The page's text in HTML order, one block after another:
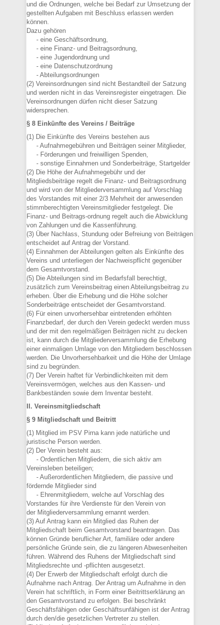
und die Ordnungen, welche bei Bedarf zur Umsetzung der
gestellten Aufgaben mit Beschluss erlassen werden
können.
Dazu gehören
- eine Geschäftsordnung,
- eine Finanz- und Beitragsordnung,
- eine Jugendordnung und
- eine Datenschutzordnung
- Abteilungsordnungen
(2) Vereinsordnungen sind nicht Bestandteil der Satzung
und werden nicht in das Vereinsregister eingetragen. Die
Vereinsordnungen dürfen nicht dieser Satzung
widersprechen.
§ 8 Einkünfte des Vereins / Beiträge
(1) Die Einkünfte des Vereins bestehen aus
- Aufnahmegebühren und Beiträgen seiner Mitglieder,
- Förderungen und freiwilligen Spenden,
- sonstige Einnahmen und Sonderbeiträge, Startgelder
(2) Die Höhe der Aufnahmegebühr und der
Mitgliedsbeiträge regelt die Finanz- und Beitragsordnung
und wird von der Mitgliederversammlung auf Vorschlag
des Vorstandes mit einer 2/3 Mehrheit der anwesenden
stimmberechtigten Vereinsmitglieder festgelegt. Die
Finanz- und Beitrags-ordnung regelt auch die Abwicklung
von Zahlungen und die Kassenführung.
(3) Über Nachlass, Stundung oder Befreiung von Beiträgen
entscheidet auf Antrag der Vorstand.
(4) Einnahmen der Abteilungen gelten als Einkünfte des
Vereins und unterliegen der Nachweispflicht gegenüber
dem Gesamtvorstand.
(5) Die Abteilungen sind im Bedarfsfall berechtigt,
zusätzlich zum Vereinsbeitrag einen Abteilungsbeitrag zu
erheben. Über die Erhebung und die Höhe solcher
Sonderbeiträge entscheidet der Gesamtvorstand.
(6) Für einen unvorhersehbar eintretenden erhöhten
Finanzbedarf, der durch den Verein gedeckt werden muss
und der mit den regelmäßigen Beiträgen nicht zu decken
ist, kann durch die Mitgliederversammlung die Erhebung
einer einmaligen Umlage von den Mitgliedern beschlossen
werden. Die Unvorhersehbarkeit und die Höhe der Umlage
sind zu begründen.
(7) Der Verein haftet für Verbindlichkeiten mit dem
Vereinsvermögen, welches aus den Kassen- und
Bankbeständen sowie dem Inventar besteht.
II. Vereinsmitgliedschaft
§ 9 Mitgliedschaft und Beitritt
(1) Mitglied im PSV Pirna kann jede natürliche und
juristische Person werden.
(2) Der Verein besteht aus:
- Ordentlichen Mitgliedern, die sich aktiv am
Vereinsleben beteiligen;
- Außerordentlichen Mitgliedern, die passive und
fördernde Mitglieder sind
- Ehrenmitgliedern, welche auf Vorschlag des
Vorstandes für ihre Verdienste für den Verein von
der Mitgliederversammlung ernannt werden.
(3) Auf Antrag kann ein Mitglied das Ruhen der
Mitgliedschaft beim Gesamtvorstand beantragen. Das
können Gründe beruflicher Art, familiäre oder andere
persönliche Gründe sein, die zu längeren Abwesenheiten
führen. Während des Ruhens der Mitgliedschaft sind
Mitgliedsrechte und -pflichten ausgesetzt.
(4) Der Erwerb der Mitgliedschaft erfolgt durch die
Aufnahme nach Antrag. Der Antrag um Aufnahme in den
Verein hat schriftlich, in Form einer Beitrittserklärung an
den Gesamtvorstand zu erfolgen. Bei beschränkt
Geschäftsfähigen oder Geschäftsunfähigen ist der Antrag
durch den/die gesetzlichen Vertreter zu stellen.